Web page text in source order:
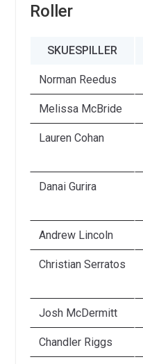
Roller
SKUESPILLER
Norman Reedus
Melissa McBride
Lauren Cohan
Danai Gurira
Andrew Lincoln
Christian Serratos
Josh McDermitt
Chandler Riggs